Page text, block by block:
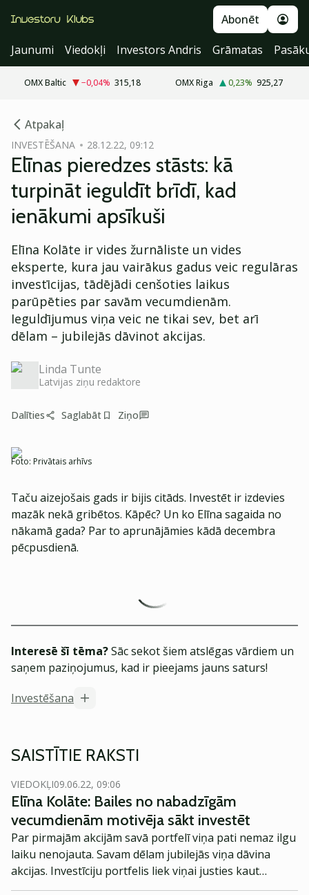
Abonēt
Jaunumi
Viedokļi Investors Andris Grāmatas
OMX Baltic −0,04% 315,18 OMX Riga 0,23% 925,27
Atpakaļ
INVESTĒŠANA 28.12.22, 09:12
Elīnas pieredzes stāsts: kā
turpināt ieguldīt brīdī, kad
ienākumi apsīkuši
Elīna Kolāte ir vides žurnāliste un vides
eksperte, kura jau vairākus gadus veic regulāras
investīcijas, tādējādi cenšoties laikus
parūpēties par savām vecumdienām.
Ieguldījumus viņa veic ne tikai sev, bet arī
dēlam – jubilejās dāvinot akcijas.
Linda Tunte
Latvijas ziņu redaktore
Dalīties Saglabāt Ziņo
Foto: Privātais arhīvs
Taču aizejošais gads ir bijis citāds. Investēt ir izdevies
mazāk nekā gribētos. Kāpēc? Un ko Elīna sagaida no
nākamā gada? Par to aprunājāmies kādā decembra
pēcpusdienā.
Interesē šī tēma?Sāc sekot šiem atslēgas vārdiem un
saņem paziņojumus, kad ir pieejams jauns saturs!
Investēšana
SAISTĪTIE RAKSTI
VIEDOKĻI09.06.22, 09:06
Elīna Kolāte: Bailes no nabadzīgām
vecumdienām motivēja sākt investēt
Par pirmajām akcijām savā portfelī viņa pati nemaz ilgu
laiku nenojauta. Savam dēlam jubilejās viņa dāvina
akcijas. Investīciju portfelis liek viņai justies kaut
nedaudz mierīgai par savām vecumdienām. Viņa ir Elīna